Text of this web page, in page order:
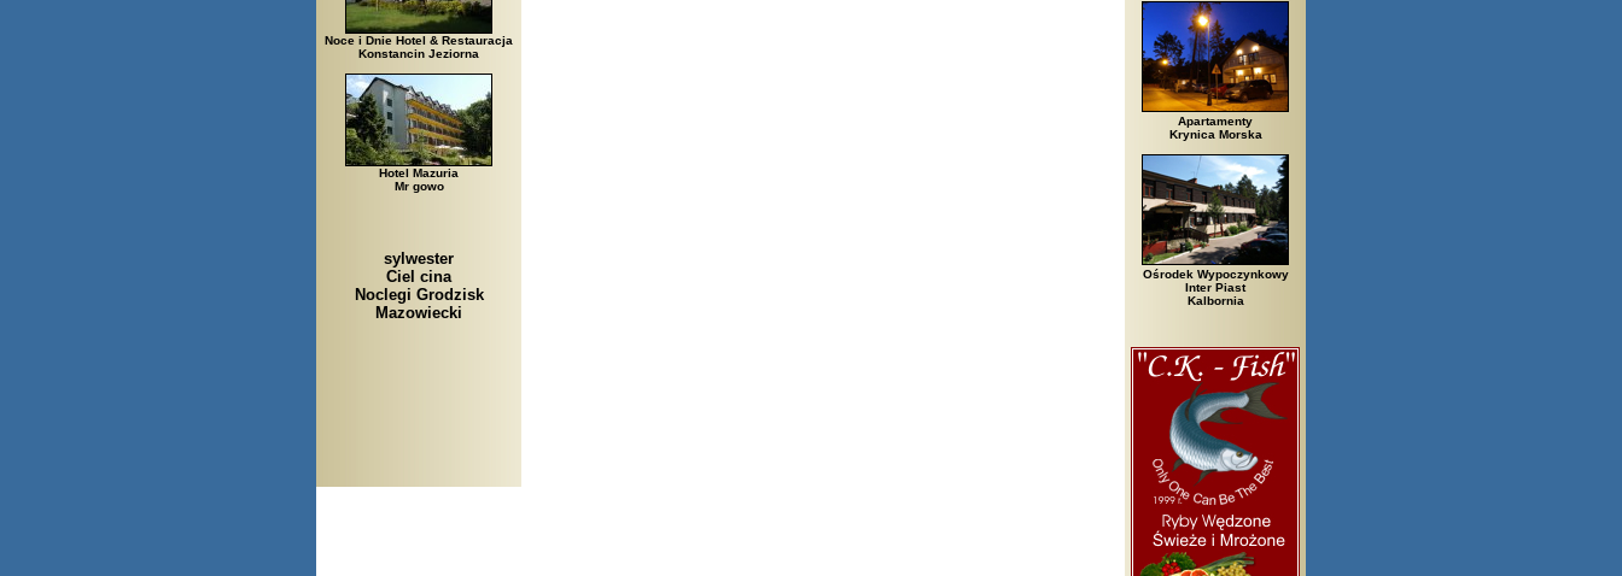
Noce i Dnie Hotel & Restauracja
Konstancin Jeziorna
Hotel Mazuria
Mr gowo
sylwester
Ciel cina
Noclegi Grodzisk
Mazowiecki
Arłamów, Augustów, Babice Stare, Bachanowo, Barczewo, Bardo, Białobrzegi, Białowieża, Bielsko Biała, Biały Bór, Biały Dunajec,
Apartamenty
Krynica Morska
Ośrodek Wypoczynkowy
Inter Piast
Kalbornia